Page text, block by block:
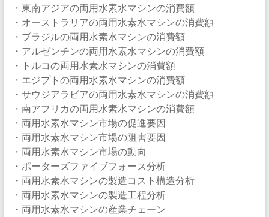
・東南アジアの両用水素水マシンの消費額
・オーストラリアの両用水素水マシンの消費額
・ブラジルの両用水素水マシンの消費額
・アルゼンチンの両用水素水マシンの消費額
・トルコの両用水素水マシンの消費額
・エジプトの両用水素水マシンの消費額
・サウジアラビアの両用水素水マシンの消費額
・南アフリカの両用水素水マシンの消費額
・両用水素水マシン市場の促進要因
・両用水素水マシン市場の阻害要因
・両用水素水マシン市場の動向
・ポーターズファイブフォース分析
・両用水素水マシンの製造コスト構造分析
・両用水素水マシンの製造工程分析
・両用水素水マシンの産業チェーン